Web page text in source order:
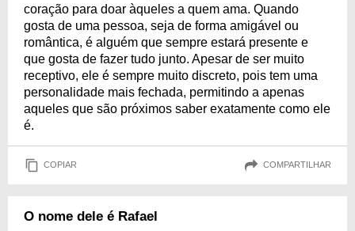
coração para doar àqueles a quem ama. Quando
gosta de uma pessoa, seja de forma amigável ou
romântica, é alguém que sempre estará presente e
que gosta de fazer tudo junto. Apesar de ser muito
receptivo, ele é sempre muito discreto, pois tem uma
personalidade mais fechada, permitindo a apenas
aqueles que são próximos saber exatamente como ele
é.
COPIAR COMPARTILHAR
O nome dele é Rafael